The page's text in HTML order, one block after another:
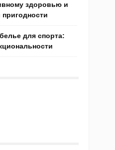
здоровью и
для спорта: